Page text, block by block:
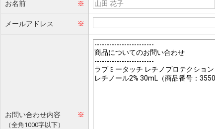
お名前 ※
メールアドレス ※
お問い合わせ内容 ※
（全角1000字以下）